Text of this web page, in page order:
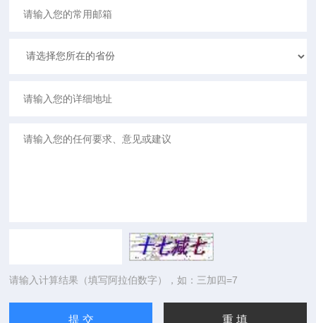
请输入计算结果（填写阿拉伯数字），如：三加四=7